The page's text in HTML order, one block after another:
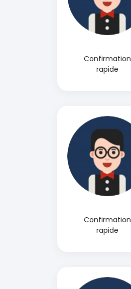
Confirmation
rapide
Confirmation
rapide